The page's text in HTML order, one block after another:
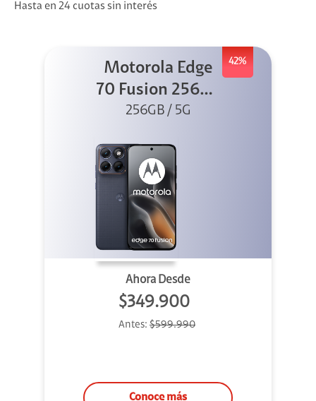
Hasta en 24 cuotas sin interés
42%
Motorola Edge
70 Fusion 256GB
Azul
256GB / 5G
Ahora Desde
$349.900
Antes: $599.990
Conoce más